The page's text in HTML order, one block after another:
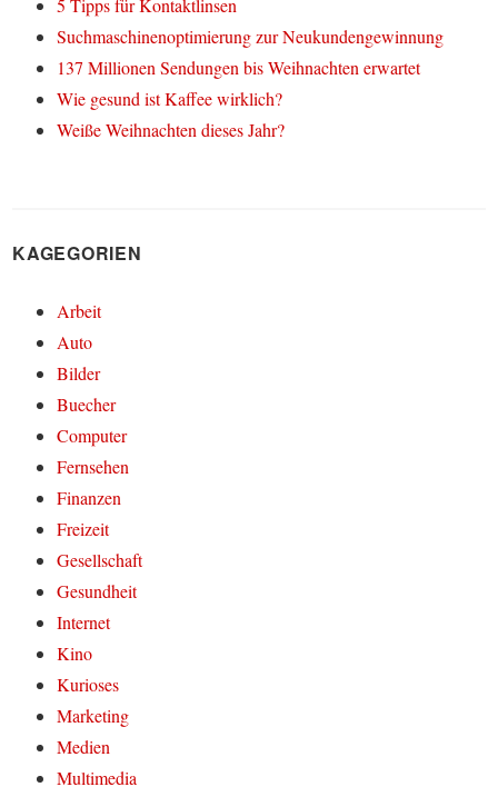
5 Tipps für Kontaktlinsen
Suchmaschinenoptimierung zur Neukundengewinnung
137 Millionen Sendungen bis Weihnachten erwartet
Wie gesund ist Kaffee wirklich?
Weiße Weihnachten dieses Jahr?
KAGEGORIEN
Arbeit
Auto
Bilder
Buecher
Computer
Fernsehen
Finanzen
Freizeit
Gesellschaft
Gesundheit
Internet
Kino
Kurioses
Marketing
Medien
Multimedia